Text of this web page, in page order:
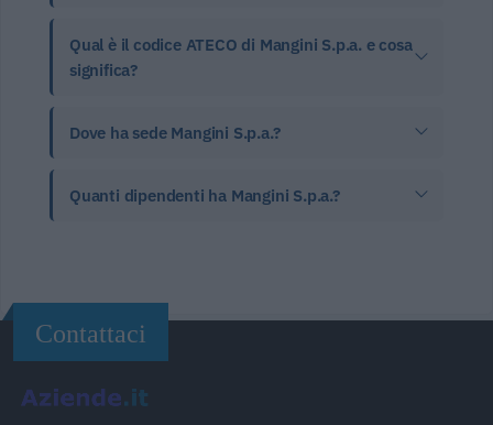
Qual è il codice ATECO di Mangini S.p.a. e cosa
significa?
Dove ha sede Mangini S.p.a.?
Quanti dipendenti ha Mangini S.p.a.?
Contattaci